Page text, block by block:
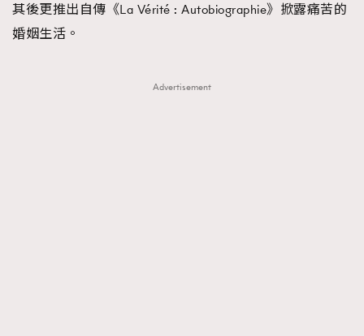
其後更推出自傳《La Vérité : Autobiographie》掀露痛苦的
婚姻生活。
Advertisement